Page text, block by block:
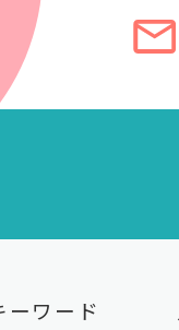
ーワード